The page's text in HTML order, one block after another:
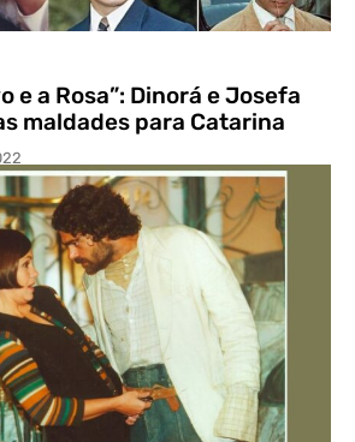
e a Rosa”: Dinorá e Josefa
maldades para Catarina